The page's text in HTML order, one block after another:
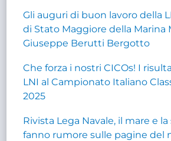
Gli auguri di buon lavoro della
di Stato Maggiore della Marina
Giuseppe Berutti Bergotto
Che forza i nostri CICOs! I
LNI al Campionato Italiano
2025
Rivista Lega Navale, il mare e
fanno rumore sulle pagine del